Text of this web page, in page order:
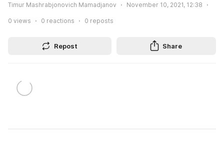
Timur Mashrabjonovich Mamadjanov November 10, 2021, 12:38
0 views 0 reactions 0 reposts
Repost Share